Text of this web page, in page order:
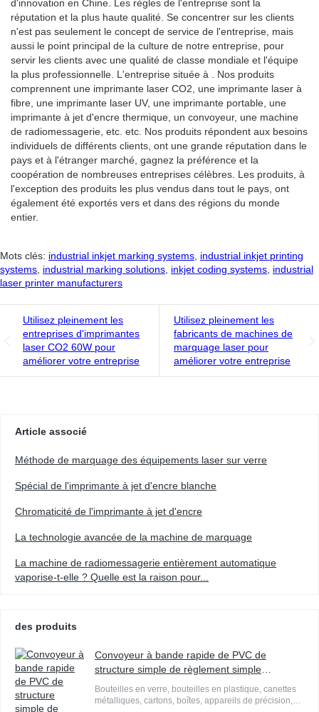
d'innovation en Chine. Les règles de l'entreprise sont la
réputation et la plus haute qualité. Se concentrer sur les clients
n'est pas seulement le concept de service de l'entreprise, mais
aussi le point principal de la culture de notre entreprise, pour
servir les clients avec une qualité de classe mondiale et l'équipe
la plus professionnelle. L'entreprise située à . Nos produits
comprennent une imprimante laser CO2, une imprimante laser à
fibre, une imprimante laser UV, une imprimante portable, une
imprimante à jet d'encre thermique, un convoyeur, une machine
de radiomessagerie, etc. etc. Nos produits répondent aux besoins
individuels de différents clients, ont une grande réputation dans le
pays et à l'étranger marché, gagnez la préférence et la
coopération de nombreuses entreprises célèbres. Les produits, à
l'exception des produits les plus vendus dans tout le pays, ont
également été exportés vers et dans des régions du monde
entier.
Mots clés: industrial inkjet marking systems industrial inkjet printing
systems industrial marking solutions inkjet coding systems industrial
laser printer manufacturers
Utilisez pleinement les
entreprises d'imprimantes
laser CO2 60W pour
améliorer votre entreprise
Utilisez pleinement les
fabricants de machines de
marquage laser pour
améliorer votre entreprise
Article associé
Méthode de marquage des équipements laser sur verre
Spécial de l'imprimante à jet d'encre blanche
Chromaticité de l'imprimante à jet d'encre
La technologie avancée de la machine de marquage
La machine de radiomessagerie entièrement automatique
vaporise-t-elle ? Quelle est la raison pour...
des produits
Convoyeur à bande rapide de PVC de
structure simple de règlement simple
automatique de paquet correct
Bouteilles en verre, bouteilles en plastique, canettes
métalliques, cartons, boîtes, appareils de précision,